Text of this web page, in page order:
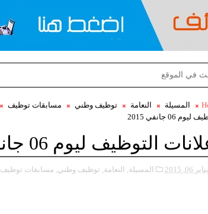
المسيلة النعامة توظيف وطني مسابقات توظيف
06 جانفي 2015
التوظيف ليوم 06 جانفي 2015
يناير 06, 2015 المسيلة, النعامة, توظيف وطني, مسابقات توظيف,